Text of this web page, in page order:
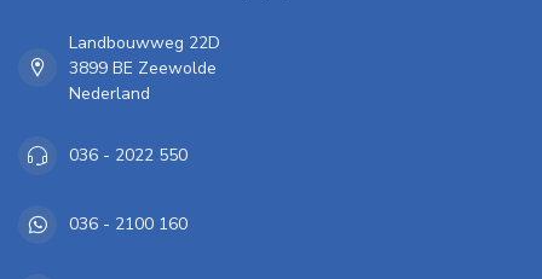
Landbouwweg 22D
3899 BE Zeewolde
Nederland
036 - 2022 550
036 - 2100 160